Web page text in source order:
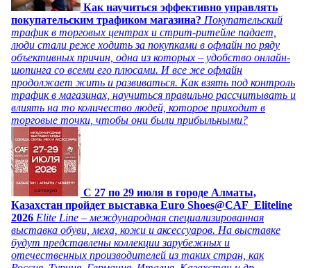
Как научиться эффективно управлять
покупательским трафиком магазина? Покупательский
трафик в торговых центрах и стрит-ритейле падает,
люди стали реже ходить за покупками в офлайн по ряду
объективных причин, одна из которых – удобство онлайн-
шопинга со всеми его плюсами. И все же офлайн
продолжает жить и развиваться. Как взять под контроль
трафик в магазинах, научиться правильно рассчитывать и
влиять на то количество людей, которое приходит в
торговые точки, чтобы они были прибыльными?
C 27 по 29 июля в городе Алматы,
Казахстан пройдет выставка Euro Shoes@CAF_Eliteline
2026 Elite Line – международная специализированная
выставка обуви, меха, кожи и аксессуаров. На выставке
будут представлены коллекции зарубежных и
отечественных производителей из таких стран, как